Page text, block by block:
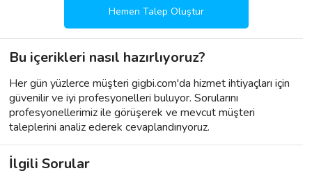
Hemen Talep Oluştur
Bu içerikleri nasıl hazırlıyoruz?
Her gün yüzlerce müşteri gigbi.com'da hizmet ihtiyaçları için
güvenilir ve iyi profesyonelleri buluyor. Sorularını
profesyonellerimiz ile görüşerek ve mevcut müşteri
taleplerini analiz ederek cevaplandırıyoruz.
İlgili Sorular